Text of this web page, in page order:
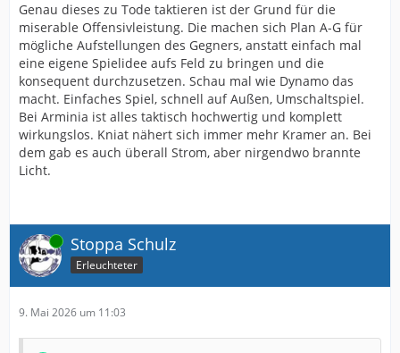
Genau dieses zu Tode taktieren ist der Grund für die
miserable Offensivleistung. Die machen sich Plan A-G für
mögliche Aufstellungen des Gegners, anstatt einfach mal
eine eigene Spielidee aufs Feld zu bringen und die
konsequent durchzusetzen. Schau mal wie Dynamo das
macht. Einfaches Spiel, schnell auf Außen, Umschaltspiel.
Bei Arminia ist alles taktisch hochwertig und komplett
wirkungslos. Kniat nähert sich immer mehr Kramer an. Bei
dem gab es auch überall Strom, aber nirgendwo brannte
Licht.
Online Stoppa Schulz
Erleuchteter
9. Mai 2026 um 11:03